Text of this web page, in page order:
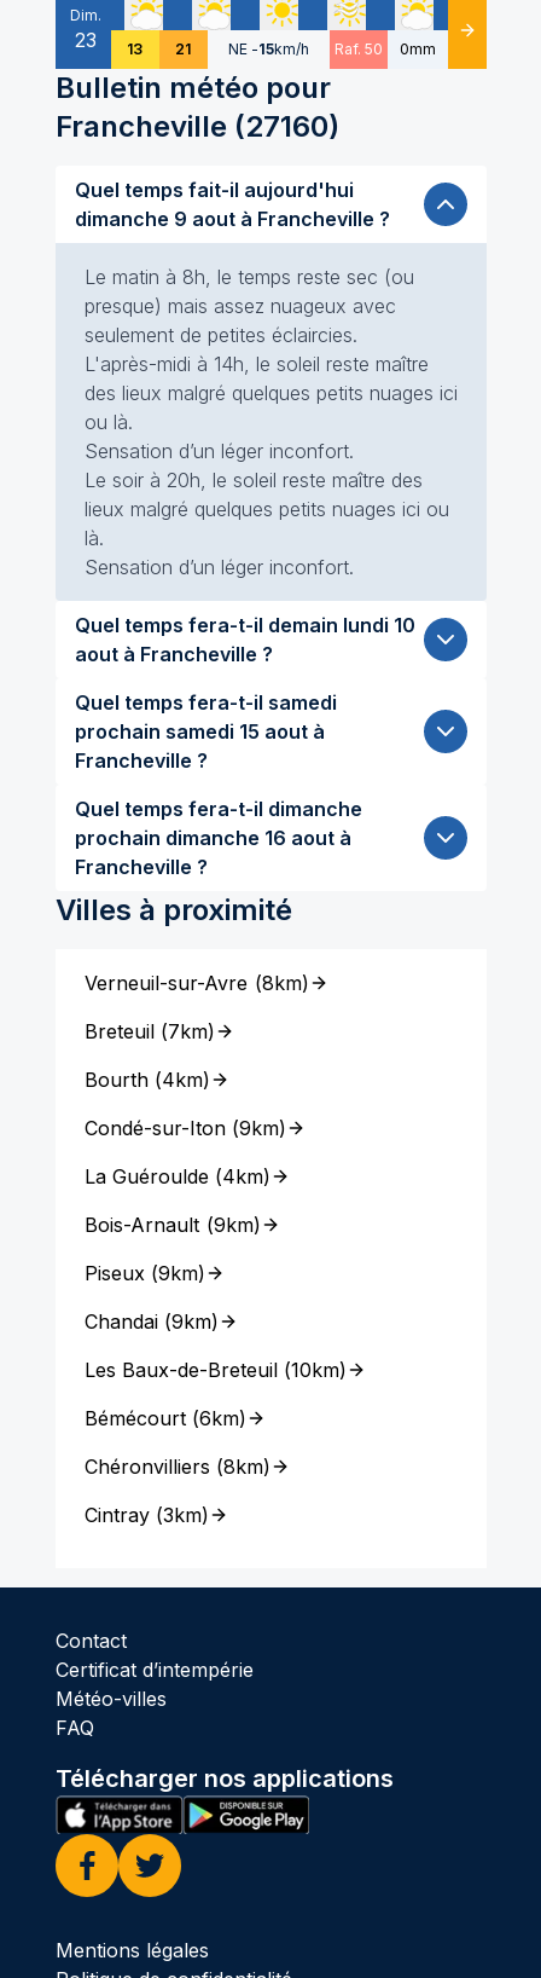
Dim.
23 13 21 NE -15km/h Raf. 50 0mm Détails
Bulletin météo pour
Francheville (27160)
Quel temps fait-il aujourd'hui
dimanche 9 aout à Francheville ?
Le matin à 8h, le temps reste sec (ou
presque) mais assez nuageux avec
seulement de petites éclaircies.
L'après-midi à 14h, le soleil reste maître
des lieux malgré quelques petits nuages ici
ou là.
Sensation d’un léger inconfort.
Le soir à 20h, le soleil reste maître des
lieux malgré quelques petits nuages ici ou
là.
Sensation d’un léger inconfort.
Quel temps fera-t-il demain lundi 10
aout à Francheville ?
Quel temps fera-t-il samedi
prochain samedi 15 aout à
Francheville ?
Quel temps fera-t-il dimanche
prochain dimanche 16 aout à
Francheville ?
Villes à proximité
Verneuil-sur-Avre (8km)
Breteuil(7km)
Bourth(4km)
Condé-sur-Iton(9km)
La Guéroulde(4km)
Bois-Arnault (9km)
Piseux(9km)
Chandai(9km)
Les Baux-de-Breteuil(10km)
Bémécourt(6km)
Chéronvilliers (8km)
Cintray(3km)
Contact
Certificat d’intempérie
Météo-villes
FAQ
Télécharger nos applications
Facebook
Twitter
Mentions légales